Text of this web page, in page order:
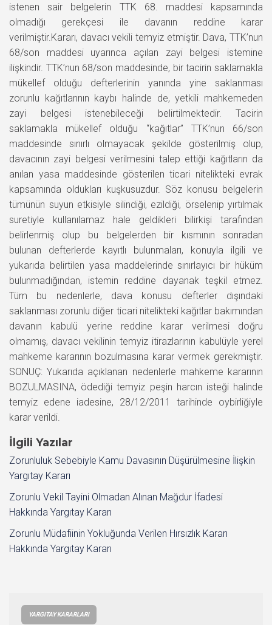
istenen sair belgelerin TTK 68. maddesi kapsamında
olmadığı gerekçesi ile davanın reddine karar
verilmiştir.Kararı, davacı vekili temyiz etmiştir. Dava, TTK’nun
68/son maddesi uyarınca açılan zayi belgesi istemine
ilişkindir. TTK’nun 68/son maddesinde, bir tacirin saklamakla
mükellef olduğu defterlerinin yanında yine saklanması
zorunlu kağıtlarının kaybı halinde de, yetkili mahkemeden
zayi belgesi istenebileceği belirtilmektedir. Tacirin
saklamakla mükellef olduğu “kağıtlar” TTK’nun 66/son
maddesinde sınırlı olmayacak şekilde gösterilmiş olup,
davacının zayi belgesi verilmesini talep ettiği kağıtların da
anılan yasa maddesinde gösterilen ticari nitelikteki evrak
kapsamında oldukları kuşkusuzdur. Söz konusu belgelerin
tümünün suyun etkisiyle silindiği, ezildiği, örselenip yırtılmak
suretiyle kullanılamaz hale geldikleri bilirkişi tarafından
belirlenmiş olup bu belgelerden bir kısmının sonradan
bulunan defterlerde kayıtlı bulunmaları, konuyla ilgili ve
yukarıda belirtilen yasa maddelerinde sınırlayıcı bir hüküm
bulunmadığından, istemin reddine dayanak teşkil etmez.
Tüm bu nedenlerle, dava konusu defterler dışındaki
saklanması zorunlu diğer ticari nitelikteki kağıtlar bakımından
davanın kabulü yerine reddine karar verilmesi doğru
olmamış, davacı vekilinin temyiz itirazlarının kabulüyle yerel
mahkeme kararının bozulmasına karar vermek gerekmiştir.
SONUÇ: Yukarıda açıklanan nedenlerle mahkeme kararının
BOZULMASINA, ödediği temyiz peşin harcın isteği halinde
temyiz edene iadesine, 28/12/2011 tarihinde oybirliğiyle
karar verildi.
İlgili Yazılar
Zorunluluk Sebebiyle Kamu Davasının Düşürülmesine İlişkin
Yargıtay Kararı
Zorunlu Vekil Tayini Olmadan Alınan Mağdur İfadesi
Hakkında Yargıtay Kararı
Zorunlu Müdafiinin Yokluğunda Verilen Hırsızlık Kararı
Hakkında Yargıtay Kararı
YARGITAY KARARLARI